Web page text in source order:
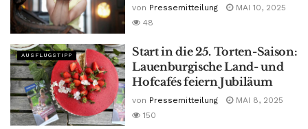
von Pressemitteilung
MAI 10, 2025
48
AUSFLUGSTIPP
Start in die 25. Torten-Saison:
Lauenburgische Land- und
Hofcafés feiern Jubiläum
von Pressemitteilung
MAI 8, 2025
150